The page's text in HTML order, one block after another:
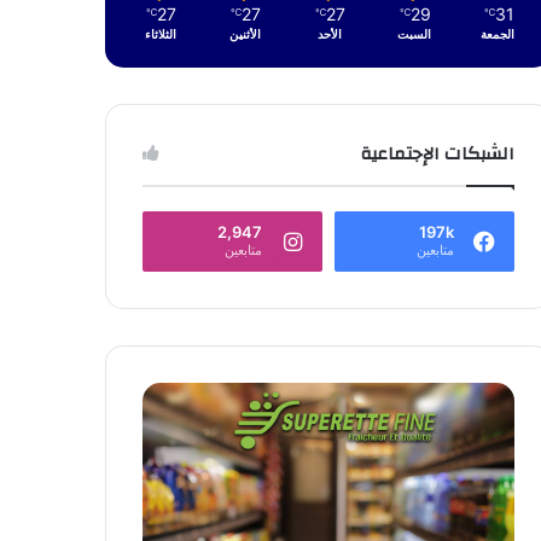
31
℃
الجمعة
29
℃
السبت
27
℃
الأحد
27
℃
الأثنين
27
℃
الثلاثاء
الشبكات الإجتماعية
197k
متابعين
2,947
متابعين